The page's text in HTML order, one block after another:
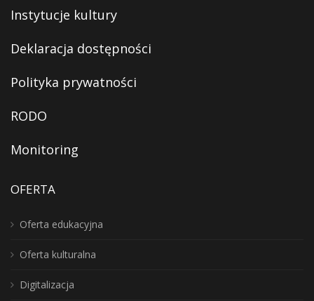
Instytucje kultury
Deklaracja dostępności
Polityka prywatności
RODO
Monitoring
OFERTA
Oferta edukacyjna
Oferta kulturalna
Digitalizacja